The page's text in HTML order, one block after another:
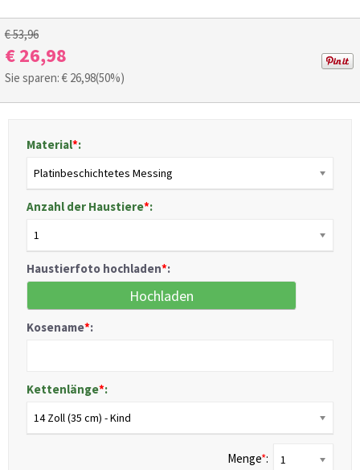
€ 53,96
€ 26,98
Sie sparen: € 26,98(50%)
Material*:
Platinbeschichtetes Messing
Anzahl der Haustiere*:
1
Haustierfoto hochladen*:
Hochladen
Kosename*:
Kettenlänge*:
14 Zoll (35 cm) - Kind
Menge*: 1